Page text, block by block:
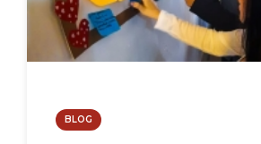
BLOG